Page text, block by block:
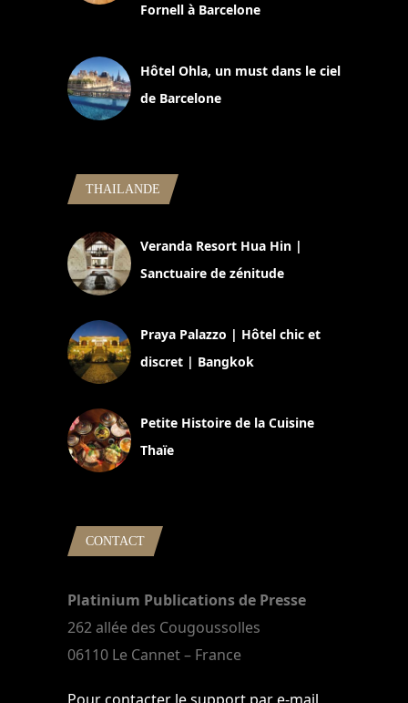
Fornell à Barcelone
Hôtel Ohla, un must dans le ciel
de Barcelone
THAILANDE
Veranda Resort Hua Hin |
Sanctuaire de zénitude
Praya Palazzo | Hôtel chic et
discret | Bangkok
Petite Histoire de la Cuisine
Thaïe
CONTACT
Platinium Publications de Presse
262 allée des Cougoussolles
06110 Le Cannet – France